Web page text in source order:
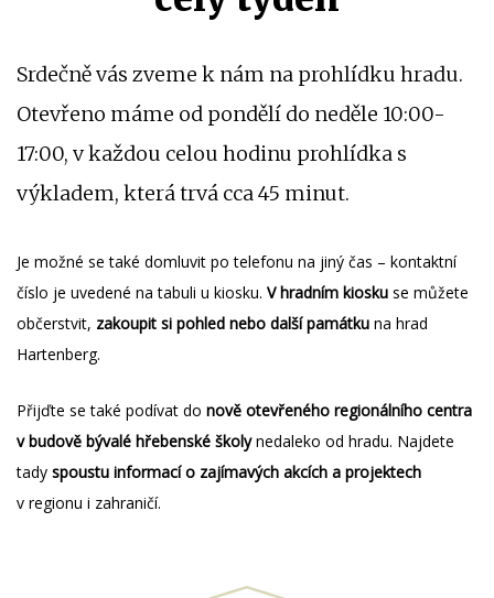
Srdečně vás zveme k nám na prohlídku hradu.
Otevřeno máme od pondělí do neděle 10:00-
17:00, v každou celou hodinu prohlídka s
výkladem, která trvá cca 45 minut.
Je možné se také domluvit po telefonu na jiný čas – kontaktní
číslo je uvedené na tabuli u kiosku. V hradním kiosku se můžete
občerstvit, zakoupit si pohled nebo další památku na hrad
Hartenberg.
Přijďte se také podívat do nově otevřeného regionálního centra
v budově bývalé hřebenské školynedaleko od hradu. Najdete
tady spoustu informací o zajímavých akcích a projektech
v regionu i zahraničí.